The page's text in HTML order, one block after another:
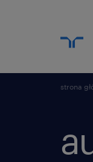
strona